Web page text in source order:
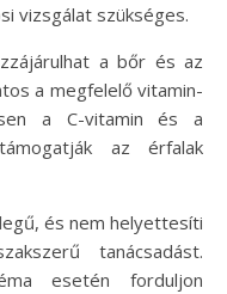
vizsgálat szükséges.
a bőr és az
a megfelelő vitamin-
a C-vitamin és a
az érfalak
és nem helyettesíti
tanácsadást.
esetén forduljon